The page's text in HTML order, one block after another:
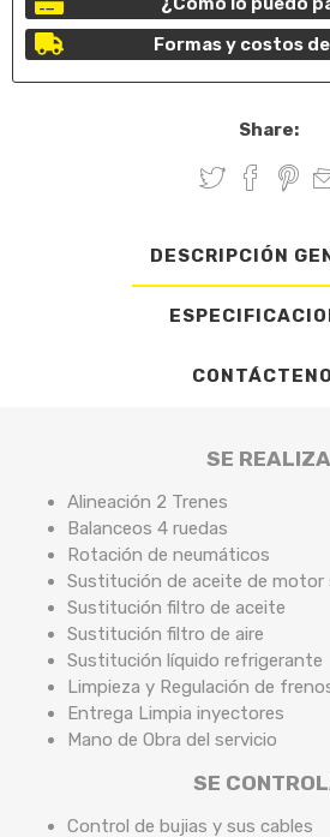
Formas y costos
Share:
DESCRIPCIÓN
SE REALIZA
Alineación 2 Trenes
Balanceos 4 ruedas
Rotación de neumáticos
Sustitución de aceite de
Sustitución filtro de aceite
Sustitución filtro de aire
Sustitución líquido refrigerante
Limpieza y Regulación de
Entrega Limpia inyectores
Mano de Obra del servicio
SE
Control de bujias y sus cables